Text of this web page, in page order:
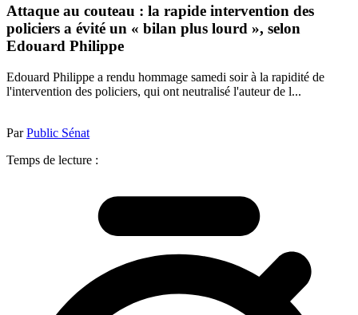
Attaque au couteau : la rapide intervention des
policiers a évité un « bilan plus lourd », selon
Edouard Philippe
Edouard Philippe a rendu hommage samedi soir à la rapidité de
l'intervention des policiers, qui ont neutralisé l'auteur de l...
ParPublic Sénat
Temps de lecture :